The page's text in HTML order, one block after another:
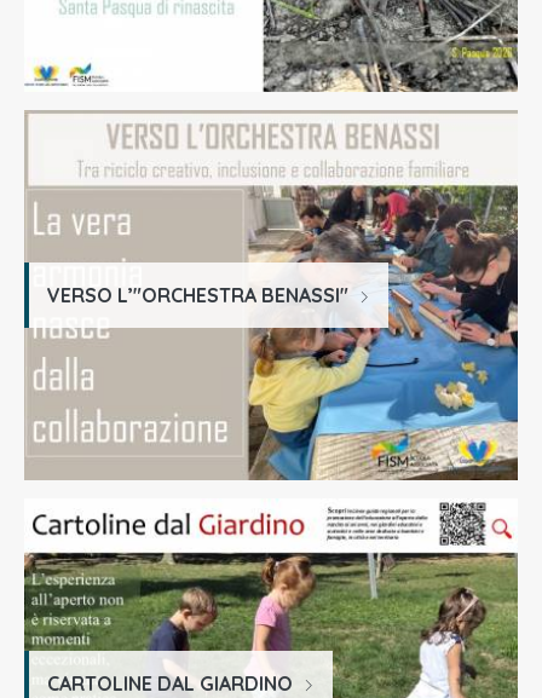
VERSO L’"ORCHESTRA BENASSI"
CARTOLINE DAL GIARDINO